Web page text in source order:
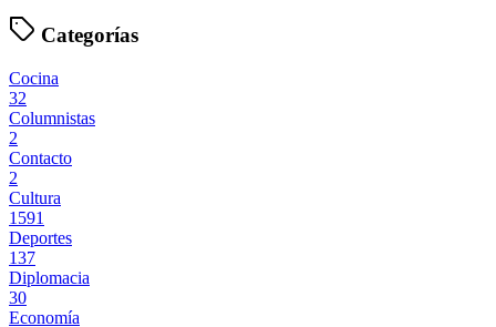
Categorías
Cocina
32
Columnistas
2
Contacto
2
Cultura
1591
Deportes
137
Diplomacia
30
Economía